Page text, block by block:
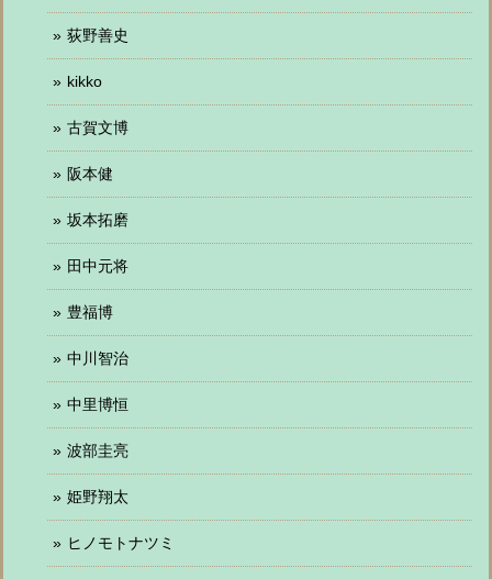
荻野善史
kikko
古賀文博
阪本健
坂本拓磨
田中元将
豊福博
中川智治
中里博恒
波部圭亮
姫野翔太
ヒノモトナツミ